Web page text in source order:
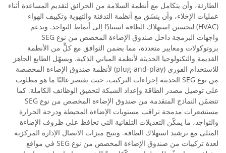
الطارئة، وأن يتكامل مع أنظمة السلامة من الحرائق لتقديم المساعدة أثناء
عمليات الإخلاء، وأن ينسّق مع أنظمة التدفئة والتهوية وتكييف الهواء
(HVAC) لتحسين استهلاك الطاقة استنادًا إلى أنماط التواجد. وتدعم
واجهات البرمجة داخل صندوق الإضاءة المخصص من نوع SEG
بروتوكولات ومعايير متعددة، مما يضمن التوافق مع كلٍّ من الأنظمة
القديمة والتكنولوجيا الحديثة لأنظمة المباني الذكية. ويسهّل الطابع الجاهز
للاستخدام الفوري (plug-and-play) لأنظمة صندوق الإضاءة المخصصة
من نوع SEG الحديثة إجراءات التركيب، حيث يقتصر غالبًا ما هو مطلوب
على توصيل مصدر الطاقة وإعداد الشبكة لتحقيق الوظائف الكاملة. كما
تتضمّن النماذج المتقدمة من صندوق الإضاءة المخصص من نوع SEG
مستشعرات مدمجة تراقب مستويات الإضاءة المحيطة ودرجة الحرارة
والتواجد، ما يمكّن التعديلات التلقائية التي تحافظ على ظروف الإضاءة
المثلى مع ترشيد استهلاك الطاقة. وتتيح ميزات الاتصال الإدارة المركزية
لعدة تركيبات من صندوق الإضاءة المخصص من نوع SEG في مواقع